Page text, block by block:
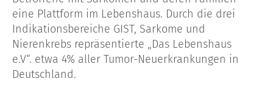
eine Plattform im Lebenshaus. Durch die drei
Indikationsbereiche GIST, Sarkome und
Nierenkrebs repräsentierte „Das Lebenshaus
e.V“. etwa 4% aller Tumor-Neuerkrankungen in
Deutschland.